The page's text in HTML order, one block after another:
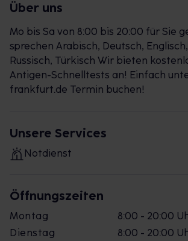
Über uns
Mo bis Sa von 8:00 bis 20:00 für Sie
sprechen Arabisch, Deutsch,
Russisch, Türkisch Wir bieten
Antigen-Schnelltests an! Einfach
frankfurt.de Termin buchen!
Unsere Services
Notdienst
Öffnungszeiten
Montag
8:00 - 20:00
Dienstag
8:00 - 20:00